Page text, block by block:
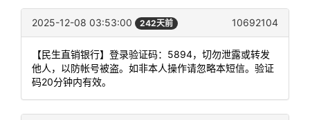
2025-12-08 03:53:00 242天前 10692104
【民生直销银行】登录验证码：5894，切勿泄露或转发
他人，以防帐号被盗。如非本人操作请忽略本短信。验证
码20分钟内有效。